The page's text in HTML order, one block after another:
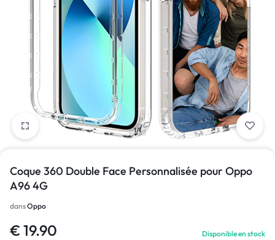
1/1
Coque 360 Double Face Personnalisée pour Oppo
A96 4G
dansOppo
€ 19.90 Disponible en stock